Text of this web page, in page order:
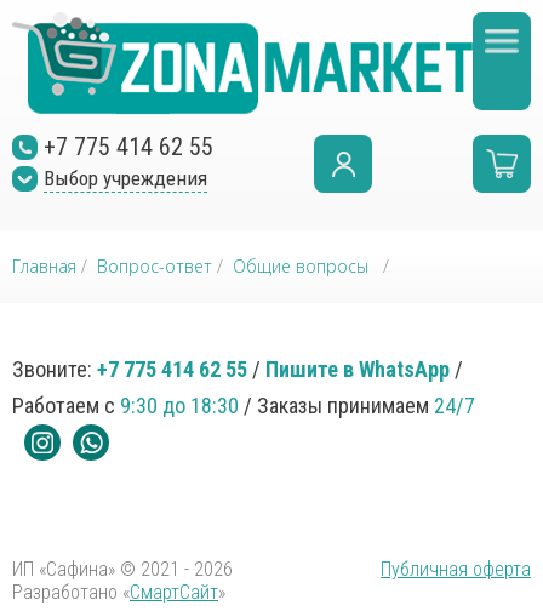
+7 775 414 62 55
Выбор учреждения
Главная / Вопрос-ответ / Общие вопросы /
Звоните: +7 775 414 62 55 / Пишите в WhatsApp /
Работаем с 9:30 до 18:30 / Заказы принимаем 24/7
ИП «Сафина» © 2021 - 2026
Публичная оферта
Разработано «СмартСайт»